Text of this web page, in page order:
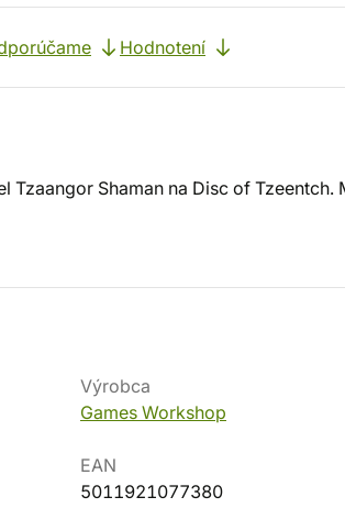
Hodnotení
Tzaangor Shaman na Disc of Tzeentch.
Výrobca
Games Workshop
EAN
5011921077380